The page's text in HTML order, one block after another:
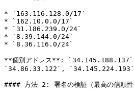
* `163.116.128.0/17`
* `162.10.0.0/17`
* `31.186.239.0/24`
* `8.39.144.0/24`
* `8.36.116.0/24`
**個別アドレス**:
`34.86.33.122`,
#### 方法 2: 署名の検証（最高の信頼性